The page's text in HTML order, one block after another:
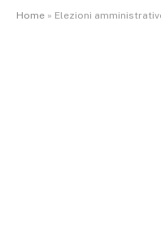
Home » Elezioni amministrative del